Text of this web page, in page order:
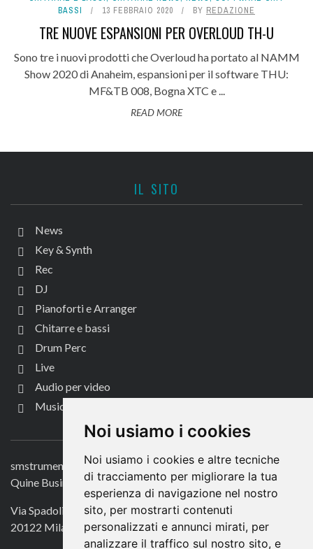
Noi usiamo i cookies
Noi usiamo i cookies e altre tecniche
di tracciamento per migliorare la tua
esperienza di navigazione nel nostro
sito, per mostrarti contenuti
personalizzati e annunci mirati, per
analizzare il traffico sul nostro sito, e
BASSI
13 FEBBRAIO 2020 BY REDAZIONE
TRE NUOVE ESPANSIONI PER OVERLOUD TH-U
Sono tre i nuovi prodotti che Overloud ha portato al NAMM
Show 2020 di Anaheim, espansioni per il software THU:
MF&TB 008, Bogna XTC e ...
READ MORE
IL SITO
News
Key & Synth
Rec
DJ
Pianoforti e Arranger
Chitarre e bassi
Drum Perc
Live
Audio per video
Music Life
CONTATTACI
smstrumentimusicali.it
Quine Business Publisher
Via Spadolini 7
20122 Milano